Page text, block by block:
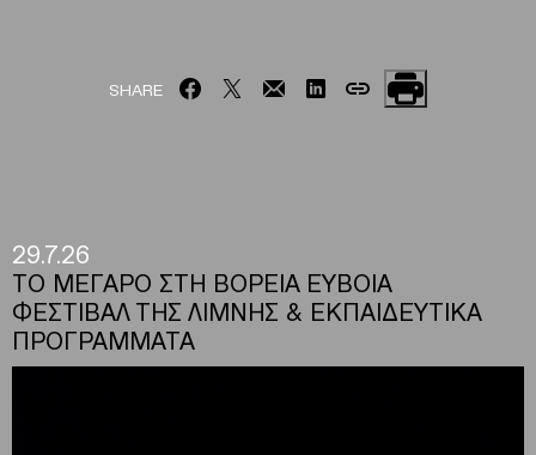
SHARE
29.7.26
ΤΟ ΜΕΓΑΡΟ ΣΤΗ ΒΟΡΕΙΑ ΕΥΒΟΙΑ
ΦΕΣΤΙΒΑΛ ΤΗΣ ΛΙΜΝΗΣ & ΕΚΠΑΙΔΕΥΤΙΚΑ
ΠΡΟΓΡΑΜΜΑΤΑ